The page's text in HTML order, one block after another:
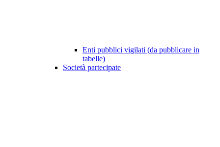
Enti pubblici vigilati (da pubblicare in
tabelle)
Società partecipate